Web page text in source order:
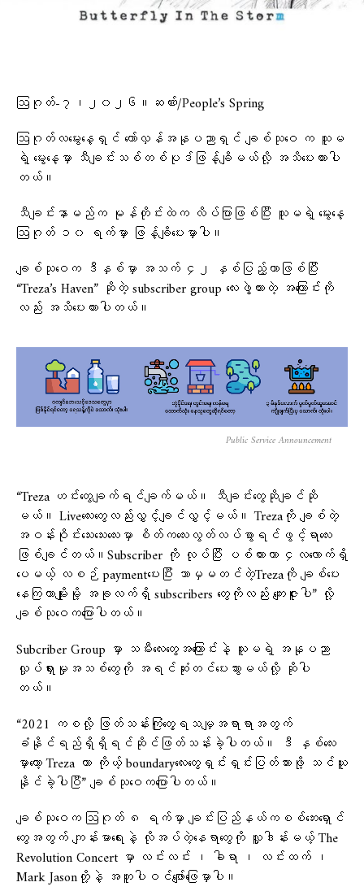
ဩဂုတ်-၇၊၂၀၂၆။ဆဏ်း/People’s Spring
ဩဂုတ်လမွေးနေ့ရှင် တော်လှန်အနုပညာရှင် ချစ်သုဝေ က သူမ
ရဲ့ မွေးနေ့မှာ သီချင်းသစ်တစ်ပုဒ်ဖြန့်ချိမယ်လို့ အသိပေးထားပါ
တယ်။
သီချင်းနာမည်က မုန်တိုင်းထဲက လိပ်ပြာဖြစ်ပြီး သူမရဲ့ မွေးနေ့
ဩဂုတ် ၁၀ ရက်မှာ ဖြန့်ချိပေးမှာပါ။
ချစ်သုဝေက ဒီနှစ်မှာ အသက် ၄၂ နှစ်ပြည့်တာဖြစ်ပြီး
“Treza’s Haven” ဆိုတဲ့ subscriber group လေးဖွဲ့ထားတဲ့ အကြောင်းကို
လည်း အသိပေးထားပါတယ်။
Public Service Announcement
“Treza ဟင်းတွေချက်ရင်ချက်မယ်။ သီချင်းတွေဆိုချင်ဆို
မယ်။ Liveလေးတွေလည်းလွှင့်ချင်လွှင့်မယ်။ Trezaကို ချစ်တဲ့
အဝန်းဝိုင်းသေးသေးလေးမှာ စိတ်ကလေးလွတ်လပ်စွာရင်ဖွင့်ရာလေး
ဖြစ်ချင်တယ်။Subscriber ကို လုပ်ပြီး ပစ်ထားတာ ၄လလောက်ရှိ
ပေမယ့် လစဉ် paymentပေးပြီး ဘာမှမတင်တဲ့Trezaကို ချစ်ပေး
နေကြတာမျိုးမို့ အခုလက်ရှိ subscribers တွေကိုလည်း ကျေးဇူးပါ” လို့
ချစ်သုဝေကပြောပါတယ်။
Subcriber Group မှာ သမီးလေးတွေအကြောင်းနဲ့ သူမရဲ့ အနုပညာ
လှုပ်ရှားမှုအသစ်တွေကို အရင်ဆုံးတင်ပေးသွားမယ်လို့ ဆိုပါ
တယ်။
“2021 ကစလို့ ဖြတ်သန်းကြုံတွေ့ရသမျှအရာရာအတွက်
ခံနိုင်ရည်ရှိရှိရင်ဆိုင်ဖြတ်သန်းခဲ့ပါတယ်။ ဒီ နှစ်လေး
မှာတော့ Treza ဟာ ကိုယ့် boundaryလေးတွေရှင်းရှင်းပြတ်သားဖို့ သင်ယူ
နိုင်ခဲ့ပါပြီ” ချစ်သုဝေကပြောပါတယ်။
ချစ်သုဝေက ဩဂုတ် ၈ ရက်မှာ ချင်းပြည်နယ်ကစစ်ဘေးရှောင်
တွေအတွက် ကျန်းမာရေးနဲ့ လိုအပ်တဲ့နေရာတွေကို လှူဒါန်းမယ့် The
Revolution Concert မှာ လင်းလင်း ၊ ခါရာ ၊ လင်းထက် ၊
Mark Jasonတို့နဲ့ အတူပါဝင်ဖျော်ဖြေမှာပါ။